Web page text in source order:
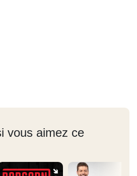
vous aimez ce